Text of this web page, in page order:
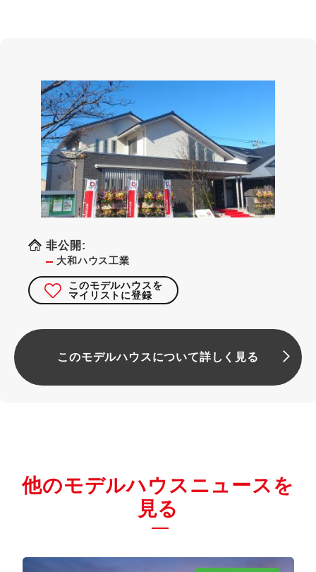
非公開:
大和ハウス工業
このモデルハウスを
マイリストに登録
このモデルハウスについて詳しく見る
他のモデルハウスニュースを
見る